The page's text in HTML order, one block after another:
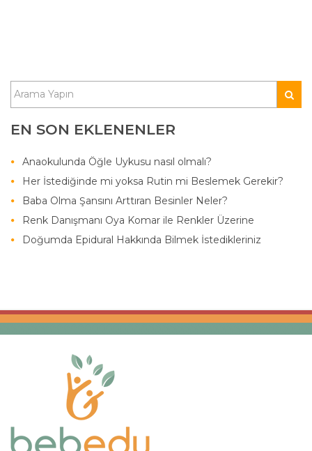
EN SON EKLENENLER
Anaokulunda Öğle Uykusu nasıl olmalı?
Her İstediğinde mi yoksa Rutin mi Beslemek Gerekir?
Baba Olma Şansını Arttıran Besinler Neler?
Renk Danışmanı Oya Komar ile Renkler Üzerine
Doğumda Epidural Hakkında Bilmek İstedikleriniz